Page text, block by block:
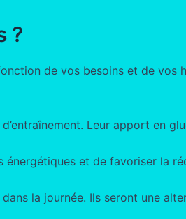
?
de vos besoins et de vos
Leur apport en
et de favoriser la
la journée. Ils seront une